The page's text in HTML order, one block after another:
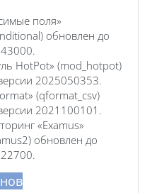
поля»
обновлен до
HotPot» (mod_hotpot)
2025050353.
(qformat_csv)
2021100101.
«Examus»
обновлен до